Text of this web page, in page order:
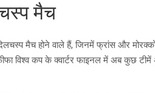
मैच
मैच होने वाले हैं, जिनमें फ्रांस और
विश्व कप के क्वार्टर फाइनल में अब कुछ